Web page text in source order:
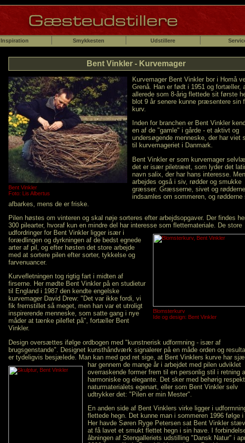
Inspiration Smykkesten Udstillere
Bent Vinkler - Kurvemager
Bent Vinkler
Foto: Lis Albertus
Kurvemager Bent Vinkler bor i Homå
Grenå. Han er født i 1951 og fortæller,
allerede som 8-årig flettede sit første
blot 9 år senere kunne præsentere sin
kurv.
Inden for branchen er Bent Vinkler
en af de "gamle" i gårde - et aktivt og
undersøgende menneske, der har viet
til kurvemageriet i Danmark.
Bent Vinkler er som kurvemager
det er især piletræet, som lyder det
navn salix, der har hans interesse.
arbejdes også i siv, rødder og smukke
græsser. Græsserne, sivet og
indsamles om sommeren, og rødderne
afbarkes, mens de er friske.
Pilen høstes om vinteren og skal nøje sorteres efter arbejdsopgaver. Der findes
300 pilearter, hvoraf kun en mindre del har interesse som flettemateriale.
Blomsterkurv
Ide og design: Bent Vinkler
De store
udfordringer for Bent Vinkler ligger især i
forædlingen og dyrkningen af de bedst egnede
arter af pil, og efter høsten det store arbejde
med at sortere pilen efter sorter, tykkelse og
farvenuancer.
Kurvefletningen tog rigtig fart i midten af
firserne. Her mødte Bent Vinkler på en studietur
til England i 1987 den kendte engelske
kurvemager David Drew: "Det var ikke fordi, vi
fik fremstillet så meget, men han var et utroligt
inspirerende menneske, som satte gang i nye
måder at tænke pileflet på", fortæller Bent
Vinkler.
Design oversættes ifølge ordbogen med "kunstnerisk udformning - især af
brugsgenstande". Designet kunsthåndværk signalerer på en måde orden og
er tydeligvis besjælede. Man kan med god ret sige, at Bent Vinklers kurve har
har gennem de mange år i arbejdet med pilen udviklet
overraskende former frem til en personlig stil i retning
harmoniske og elegante. Det sker med behørig
naturmaterialets egenart, eller som Bent Vinkler selv
udtrykker det: "Pilen er min Mester".
En anden side af Bent Vinklers virke ligger i
flettede hegn. Det kunne man i sommeren 1996 følge i
Her havde Søren Ryge Petersen sat Bent Vinkler
at få lavet et smukt flettet hegn i sin have. I
åbningen af Stengalleriets udstilling "Dansk Natur" i